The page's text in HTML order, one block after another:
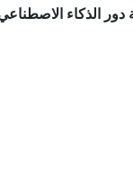
دور الذكاء